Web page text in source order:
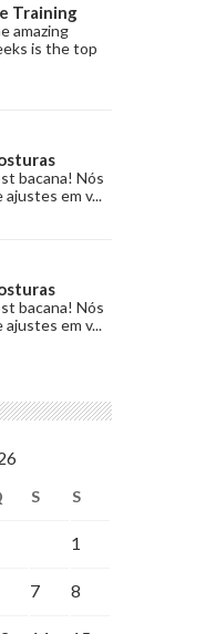
Training
amazing
is the top
bacana! Nós
ajustes em v...
bacana! Nós
ajustes em v...
S S
1
7 8